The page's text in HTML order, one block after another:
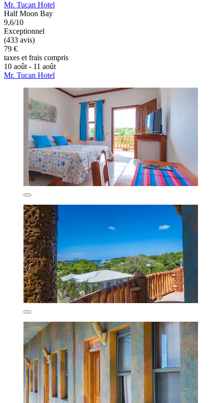
Mr. Tucan Hotel
Half Moon Bay
9,6/10
Exceptionnel
(433 avis)
79 €
taxes et frais compris
10 août - 11 août
Mr. Tucan Hotel